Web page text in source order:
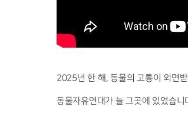
2025년 한 해, 동물의 고통이 외면
동물자유연대가 늘 그곳에 있었습니